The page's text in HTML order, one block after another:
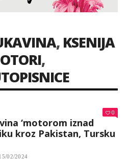
, KSENIJA
,
0
‘motorom iznad
kroz Pakistan, Tursku
02/2024